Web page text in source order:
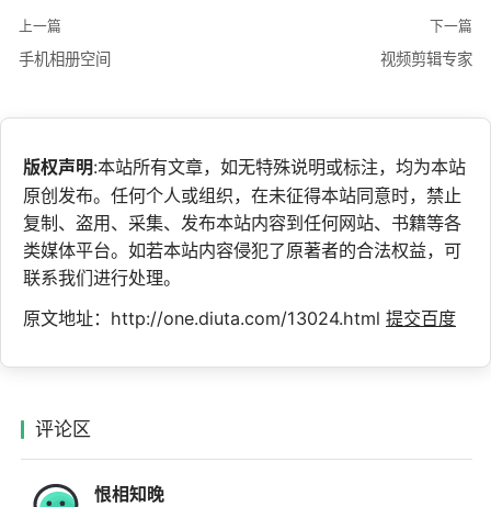
上一篇
手机相册空间
下一篇
视频剪辑专家
版权声明:本站所有文章，如无特殊说明或标注，均为本站
原创发布。任何个人或组织，在未征得本站同意时，禁止
复制、盗用、采集、发布本站内容到任何网站、书籍等各
类媒体平台。如若本站内容侵犯了原著者的合法权益，可
联系我们进行处理。
原文地址：http://one.diuta.com/13024.html 提交百度
评论区
恨相知晚